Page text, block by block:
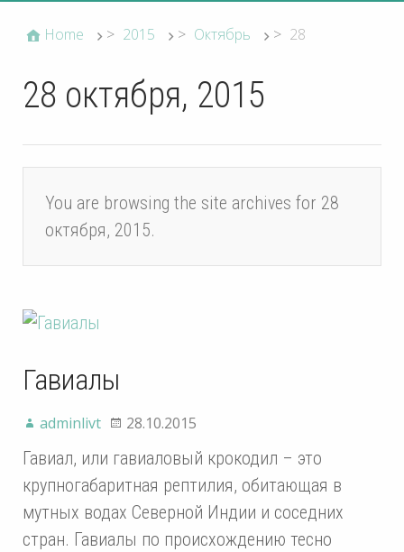
Home > 2015 > Октябрь > 28
28 октября, 2015
You are browsing the site archives for 28
октября, 2015.
Гавиалы
adminlivt 28.10.2015
Гавиал, или гавиаловый крокодил – это
крупногабаритная рептилия, обитающая в
мутных водах Северной Индии и соседних
стран. Гавиалы по происхождению тесно